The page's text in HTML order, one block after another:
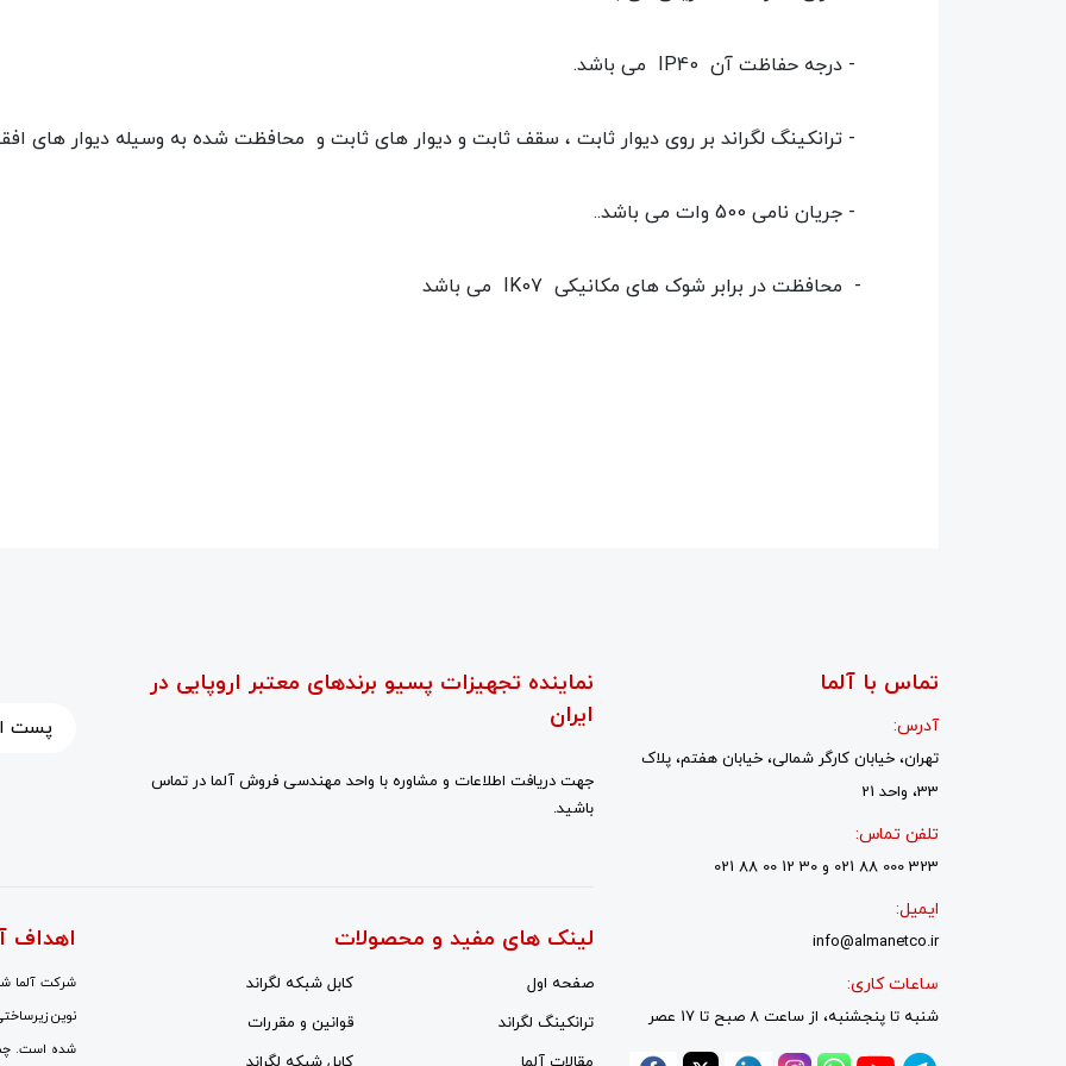
- درجه حفاظت آن IP40 می باشد.
- ترانکینگ لگراند بر روی دیوار ثابت ، سقف ثابت و دیوار های ثابت و محافظت شده به وسیله دیوار های
- جریان نامی 500 وات می باشد..
- محافظت در برابر شوک های مکانیکی IK07 می باشد
تماس با آلما
آدرس:
تهران، خیابان کارگر شمالی، خیابان هفتم، پلاک
33، واحد 21
تلفن تماس:
323 000 88 021 و 30 12 00 88 021
ایمیل:
info@almanetco.ir
ساعات کاری:
شنبه تا پنجشنبه، از ساعت 8 صبح تا 17 عصر
نماینده تجهیزات پسیو برندهای معتبر اروپایی در
ایران
جهت دریافت اطلاعات و مشاوره با واحد مهندسی فروش آلما در تماس
باشید.
لینک های مفید و محصولات
صفحه اول
کابل شبکه لگراند
ترانکینگ لگراند
قوانین و مقررات
اهداف
شرکت آلما
نوین
شده است.